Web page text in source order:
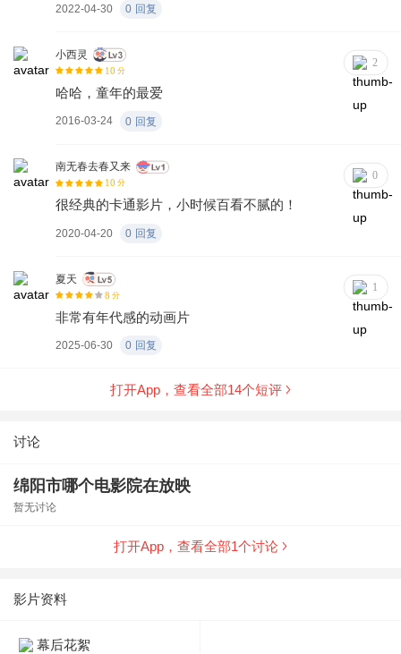
2022-04-30 0 回复
小西灵
10 分
2
哈哈，童年的最爱
2016-03-24 0 回复
南无春去春又来
10 分
0
很经典的卡通影片，小时候百看不腻的！
2020-04-20 0 回复
夏天
8 分
1
非常有年代感的动画片
2025-06-30 0 回复
打开App，查看全部14个短评
讨论
绵阳市哪个电影院在放映
暂无讨论
打开App，查看全部1个讨论
影片资料
幕后花絮